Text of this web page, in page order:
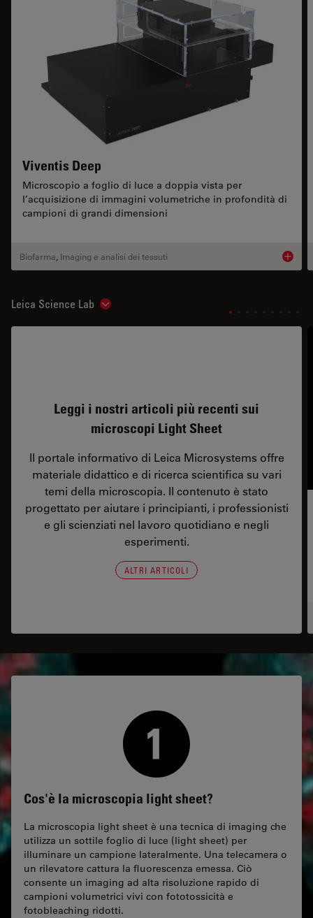
Viventis Deep
Microscopio a foglio di luce a doppia vista per
l’acquisizione di immagini volumetriche in profondità di
campioni di grandi dimensioni
Biofarma, Imaging e analisi dei tessuti
Leica Science Lab Show subnavigation
Leggi i nostri articoli più recenti sui
microscopi Light Sheet
Il portale informativo di Leica Microsystems offre
materiale didattico e di ricerca scientifica su vari
temi della microscopia. Il contenuto è stato
progettato per aiutare i principianti, i professionisti
e gli scienziati nel lavoro quotidiano e negli
esperimenti.
ALTRI ARTICOLI
Cos'è la microscopia light sheet?
La microscopia light sheet è una tecnica di imaging che
utilizza un sottile foglio di luce (light sheet) per
illuminare un campione lateralmente. Una telecamera o
un rilevatore cattura la fluorescenza emessa. Ciò
consente un imaging ad alta risoluzione rapido di
campioni volumetrici vivi con fototossicità e
fotobleaching ridotti.